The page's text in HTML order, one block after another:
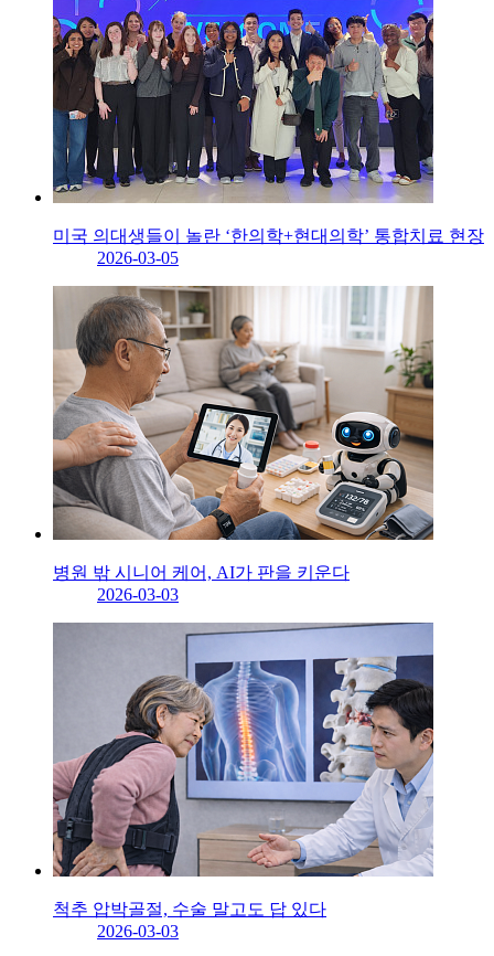
미국 의대생들이 놀란 ‘한의학+현대의학’ 통합치료 현장
2026-03-05
병원 밖 시니어 케어, AI가 판을 키운다
2026-03-03
척추 압박골절, 수술 말고도 답 있다
2026-03-03